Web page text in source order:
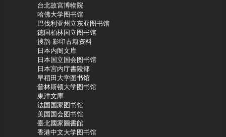
台北故宫博物院
哈佛大学图书馆
巴伐利亚州立东亚图书馆
德国柏林国立图书馆
搜韵-影印古籍资料
日本内阁文库
日本国立国会图书馆
日本宮内庁書陵部
早稻田大学图书馆
普林斯顿大学图书馆
東洋文庫
法国国家图书馆
美国国会图书馆
臺北國家圖書館
香港中文大学图书馆